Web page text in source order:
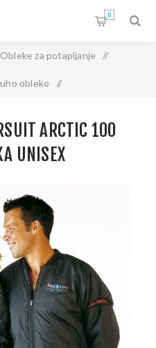
0
Obleke za potapljanje /
obleko /
ARCTIC 100
UNISEX